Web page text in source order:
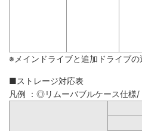
※メインドライブと追加ドライブ
■ストレージ対応表
凡例 ：◎リムーバブルケース仕